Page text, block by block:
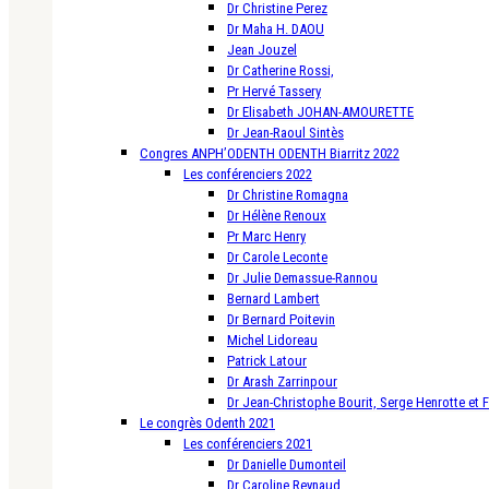
Dr Christine Perez
Dr Maha H. DAOU
Jean Jouzel
Dr Catherine Rossi,
Pr Hervé Tassery
Dr Elisabeth JOHAN-AMOURETTE
Dr Jean-Raoul Sintès
Congres ANPH’ODENTH ODENTH Biarritz 2022
Les conférenciers 2022
Dr Christine Romagna
Dr Hélène Renoux
Pr Marc Henry
Dr Carole Leconte
Dr Julie Demassue-Rannou
Bernard Lambert
Dr Bernard Poitevin
Michel Lidoreau
Patrick Latour
Dr Arash Zarrinpour
Dr Jean-Christophe Bourit, Serge Henrotte et
Le congrès Odenth 2021
Les conférenciers 2021
Dr Danielle Dumonteil
Dr Caroline Reynaud